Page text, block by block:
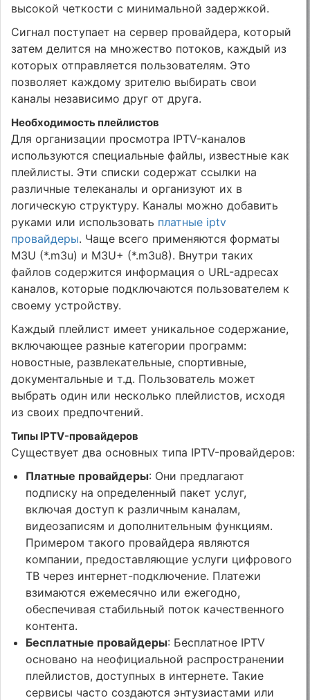
высокой четкости с минимальной задержкой.
Сигнал поступает на сервер провайдера, который
затем делится на множество потоков, каждый из
которых отправляется пользователям. Это
позволяет каждому зрителю выбирать свои
каналы независимо друг от друга.
Необходимость плейлистов
Для организации просмотра IPTV-каналов
используются специальные файлы, известные как
плейлисты. Эти списки содержат ссылки на
различные телеканалы и организуют их в
логическую структуру. Каналы можно добавить
руками или использовать платные iptv
провайдеры. Чаще всего применяются форматы
M3U (*.m3u) и M3U+ (*.m3u8). Внутри таких
файлов содержится информация о URL-адресах
каналов, которые подключаются пользователем к
своему устройству.
Каждый плейлист имеет уникальное содержание,
включающее разные категории программ:
новостные, развлекательные, спортивные,
документальные и т.д. Пользователь может
выбрать один или несколько плейлистов, исходя
из своих предпочтений.
Типы IPTV-провайдеров
Существует два основных типа IPTV-провайдеров:
Платные провайдеры: Они предлагают
подписку на определенный пакет услуг,
включая доступ к различным каналам,
видеозаписям и дополнительным функциям.
Примером такого провайдера являются
компании, предоставляющие услуги цифрового
ТВ через интернет-подключение. Платежи
взимаются ежемесячно или ежегодно,
обеспечивая стабильный поток качественного
контента.
Бесплатные провайдеры: Бесплатное IPTV
основано на неофициальной распространении
плейлистов, доступных в интернете. Такие
сервисы часто создаются энтузиастами или